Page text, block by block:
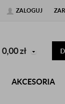
ZALOGUJ
0,00zł
AKCESORIA